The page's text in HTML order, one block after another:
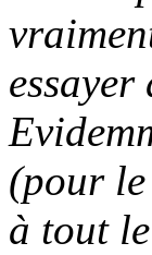
(pour le
à tout